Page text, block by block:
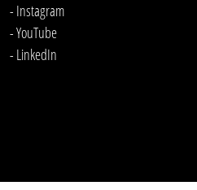
- Instagram
- YouTube
- LinkedIn